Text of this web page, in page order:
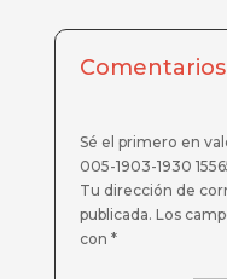
Comentarios
Sé el primero en
005-1903-1930
Tu dirección de
publicada. Los
con *